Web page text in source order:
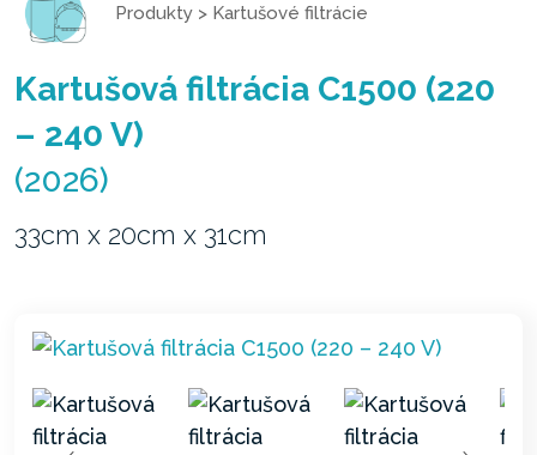
Produkty > Kartušové filtrácie
Kartušová filtrácia C1500 (220
– 240 V)
(2026)
33cm x 20cm x 31cm